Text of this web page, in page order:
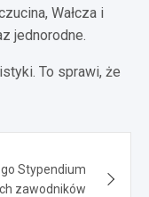
Wałcza i
jednorodne.
To sprawi, że
Stypendium
zawodników